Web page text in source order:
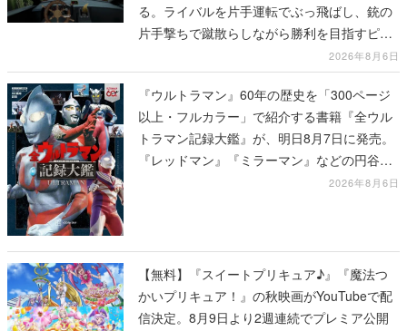
る。ライバルを片手運転でぶっ飛ばし、銃の
片手撃ちで蹴散らしながら勝利を目指すピク
2026年8月6日
『ウルトラマン』60年の歴史を「300ページ
以上・フルカラー」で紹介する書籍『全ウル
トラマン記録大鑑』が、明日8月7日に発売。
『レッドマン』『ミラーマン』などの円谷特
2026年8月6日
【無料】『スイートプリキュア♪』『魔法つ
かいプリキュア！』の秋映画がYouTubeで配
信決定。8月9日より2週連続でプレミア公開